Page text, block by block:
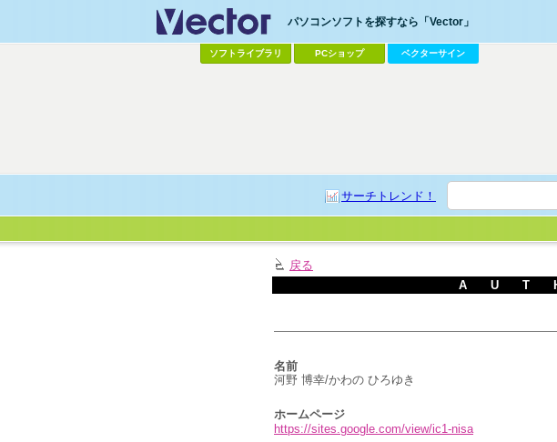
パソコンソフトを探すなら「Vector」
ソフトライブラリ PCショップ ベクターサイン
サーチトレンド！
戻る
A U T
名前
河野 博幸/かわの ひろゆき
ホームページ
https://sites.google.com/view/ic1-nisa